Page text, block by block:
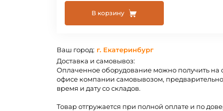
В корзину
Ваш город: г. Екатеринбург
Доставка и самовывоз:
Оплаченное оборудование можно получить на
офисе компании самовывозом, предварительно
время и дату со складов.
Товар отгружается при полной оплате и по